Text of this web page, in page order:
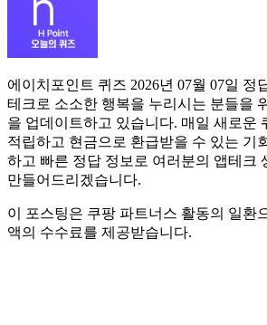
에이치포인트 퀴즈 2026년 07월 07일 정
테크로 소소한 행복을 누리시는 분들을
을 업데이트하고 있습니다. 매일 새로운
적립하고 현금으로 환급받을 수 있는 기
하고 빠른 정답 정보로 여러분의 앱테크
만들어드리겠습니다.
이 포스팅은 쿠팡 파트너스 활동의 일환
액의 수수료를 제공받습니다.